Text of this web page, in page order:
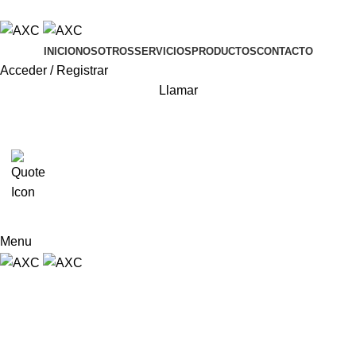
INICIONOSOTROSSERVICIOS PRODUCTOSCONTACTO
Acceder / Registrar
Llamar
Menu